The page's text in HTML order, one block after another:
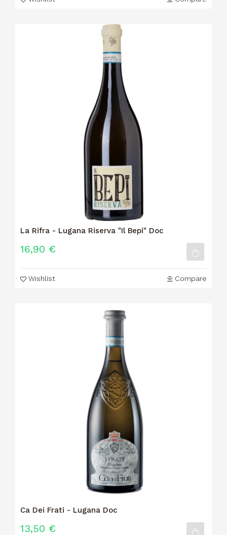
La Rifra - Lugana Riserva "Il Bepi" Doc
16,90 €
Wishlist Compare
Ca Dei Frati - Lugana Doc
13,50 €